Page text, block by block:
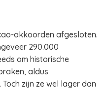
akkoorden afgesloten.
290.000
om historische
aldus
zijn ze wel lager dan